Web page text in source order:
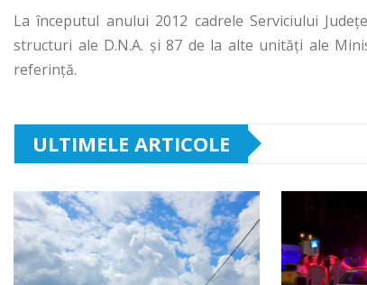
La începutul anului 2012 cadrele Serviciului
structuri ale D.N.A. şi 87 de la alte unităţi ale
referinţă.
ULTIMELE ARTICOLE